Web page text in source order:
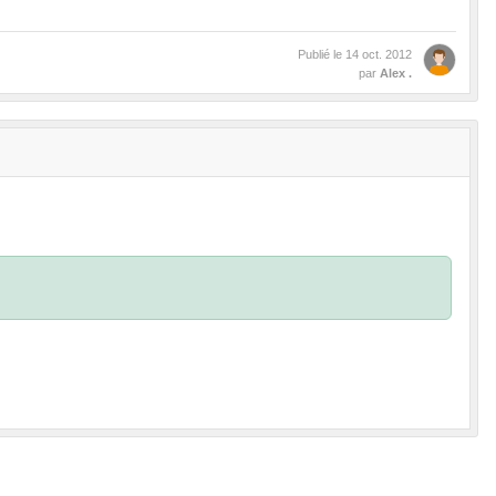
Publié le 14 oct. 2012
par Alex .